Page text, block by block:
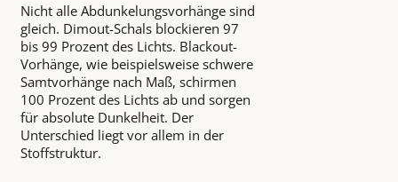
Nicht alle Abdunkelungsvorhänge sind
gleich. Dimout-Schals blockieren 97
bis 99 Prozent des Lichts. Blackout-
Vorhänge, wie beispielsweise schwere
Samtvorhänge nach Maß, schirmen
100 Prozent des Lichts ab und sorgen
für absolute Dunkelheit. Der
Unterschied liegt vor allem in der
Stoffstruktur.